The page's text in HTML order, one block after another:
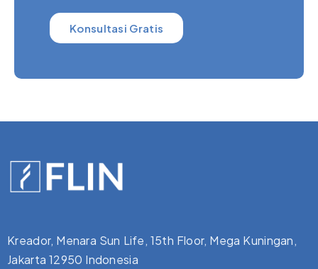
Konsultasi Gratis
Kreador, Menara Sun Life, 15th Floor, Mega Kuningan,
Jakarta 12950 Indonesia